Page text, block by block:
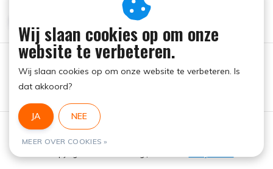
Algemene voorwaarden
Wij slaan cookies op om onze
website te verbeteren.
Wij slaan cookies op om onze website te verbeteren. Is
dat akkoord?
JA NEE
MEER OVER COOKIES »